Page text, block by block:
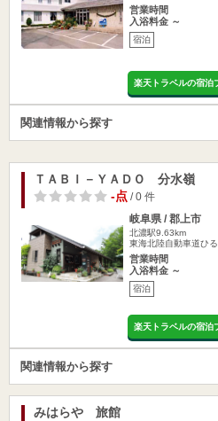
営業時間
入浴料金 ～
宿泊
楽天トラベルの宿泊
関連情報から探す
ＴＡＢＩ－ＹＡＤＯ 分水嶺
-点/ 0 件
岐阜県 / 郡上市
北濃駅9.63km
東海北陸自動車道ひ
営業時間
入浴料金 ～
宿泊
楽天トラベルの宿泊
関連情報から探す
みはらや 旅館